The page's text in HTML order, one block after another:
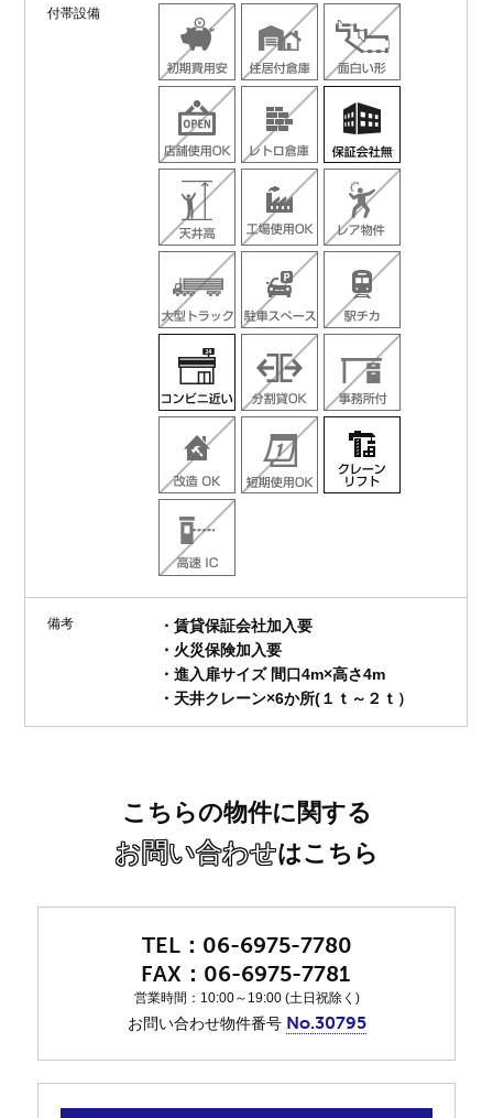
付帯設備
備考
・賃貸保証会社加入要
・火災保険加入要
・進入扉サイズ 間口4m×高さ4m
・天井クレーン×6か所(１ｔ～２ｔ）
こちらの物件に関する
お問い合わせはこちら
06-6975-7780
06-6975-7781
営業時間：10:00～19:00 (土日祝除く)
お問い合わせ物件番号 No.30795